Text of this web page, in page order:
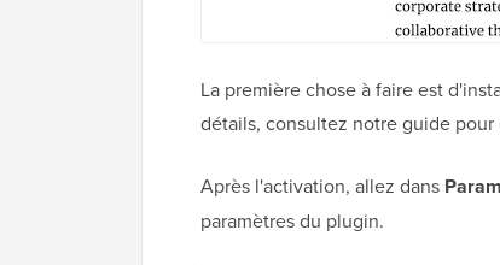
La première chose à faire est
détails, consultez notre guide pour
Après l'activation, allez dans
paramètres du plugin.